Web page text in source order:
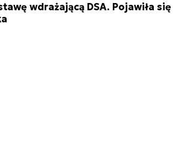
wdrażającą DSA. Pojawiła się